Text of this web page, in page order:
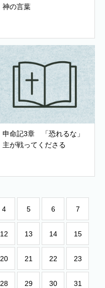
神の言葉
申命記3章 「恐れるな」
主が戦ってくださる
4 5 6 7
12 13 14 15
20 21 22 23
28 29 30 31